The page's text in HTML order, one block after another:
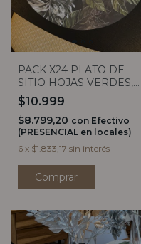
PACK X24 PLATO DE
SITIO HOJAS VERDES,
BLANCO Y GRIS
$10.999
$8.799,20 con Efectivo
(PRESENCIAL en locales)
6 x $1.833,17 sin interés